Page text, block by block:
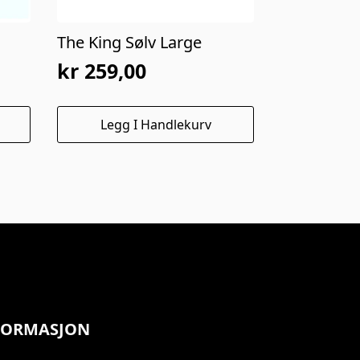
The King Sølv Large
kr 259,00
Legg I Handlekurv